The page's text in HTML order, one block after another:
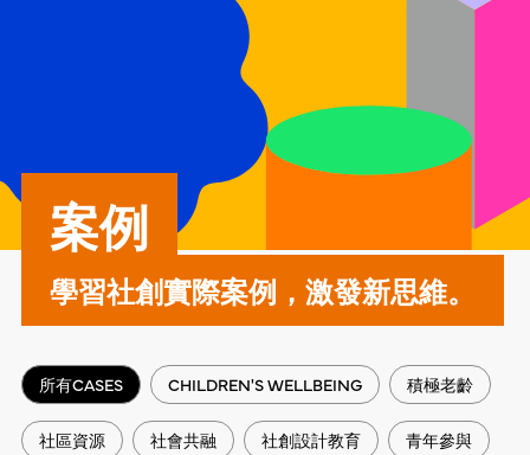
案例
學習社創實際案例，激發新思維。
所有CASES CHILDREN'S WELLBEING 積極老齡
社區資源 社會共融 社創設計教育 青年參與